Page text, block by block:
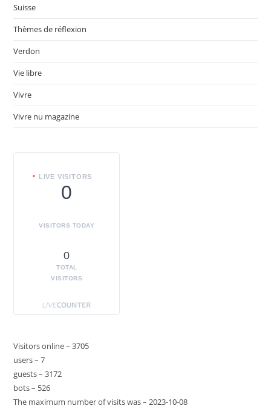
Suisse
Thèmes de réflexion
Verdon
Vie libre
Vivre
Vivre nu magazine
LIVE VISITORS
0
VISITORS TODAY
0
TOTAL
VISITORS
Visitors online – 3705
users – 7
guests – 3172
bots – 526
The maximum number of visits was – 2023-10-08